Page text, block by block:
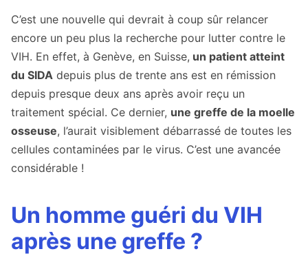
C’est une nouvelle qui devrait à coup sûr relancer
encore un peu plus la recherche pour lutter contre le
VIH. En effet, à Genève, en Suisse, un patient atteint
du SIDA depuis plus de trente ans est en rémission
depuis presque deux ans après avoir reçu un
traitement spécial. Ce dernier, une greffe de la moelle
osseuse, l’aurait visiblement débarrassé de toutes les
cellules contaminées par le virus. C’est une avancée
considérable !
Un homme guéri du VIH
après une greffe ?